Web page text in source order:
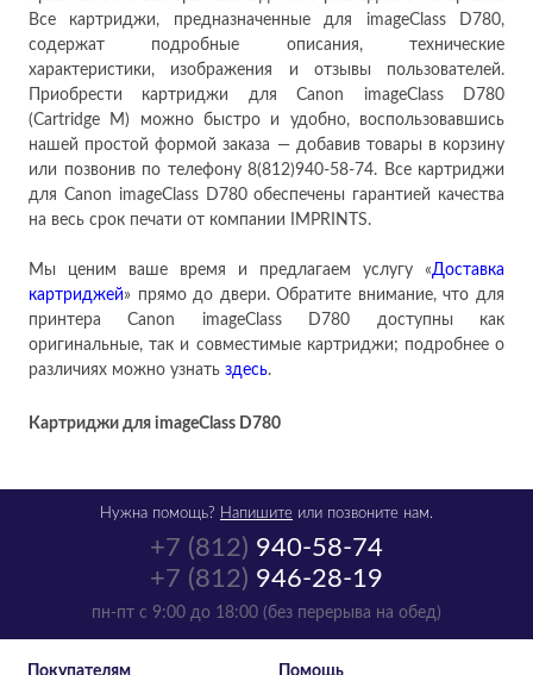
Все картриджи, предназначенные для imageClass D780,
содержат подробные описания, технические
характеристики, изображения и отзывы пользователей.
Приобрести картриджи для Canon imageClass D780
(Cartridge M) можно быстро и удобно, воспользовавшись
нашей простой формой заказа — добавив товары в корзину
или позвонив по телефону 8(812)940-58-74. Все картриджи
для Canon imageClass D780 обеспечены гарантией качества
на весь срок печати от компании IMPRINTS.
Мы ценим ваше время и предлагаем услугу «Доставка
картриджей» прямо до двери. Обратите внимание, что для
принтера Canon imageClass D780 доступны как
оригинальные, так и совместимые картриджи; подробнее о
различиях можно узнать здесь.
Картриджи для imageClass D780
+7 (812) 940-58-74
+7 (812) 946-28-19
пн-пт с 9:00 до 18:00 (без перерыва на обед)
Нужна помощь? Напишите или позвоните нам.
Покупателям Помощь